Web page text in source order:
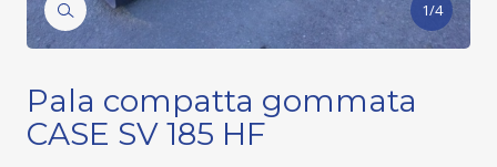
1/4
Pala compatta gommata
CASE SV 185 HF